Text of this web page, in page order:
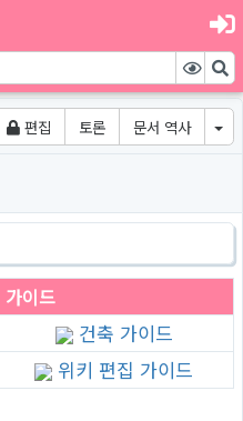
편집 토론 문서 역사
가이드
건축 가이드
위키 편집 가이드